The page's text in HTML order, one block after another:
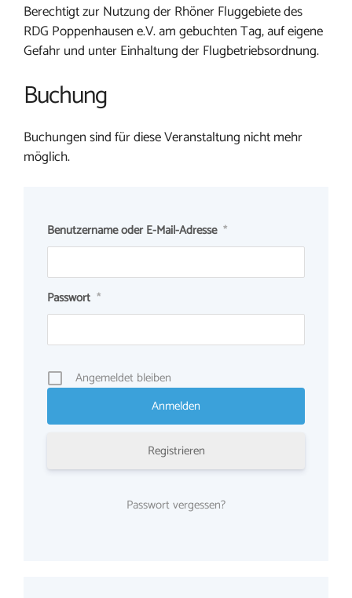
Berechtigt zur Nutzung der Rhöner Fluggebiete des
RDG Poppenhausen e.V. am gebuchten Tag, auf eigene
Gefahr und unter Einhaltung der Flugbetriebsordnung.
Buchung
Buchungen sind für diese Veranstaltung nicht mehr
möglich.
Benutzername oder E-Mail-Adresse *
Passwort *
Angemeldet bleiben
Registrieren
Passwort vergessen?